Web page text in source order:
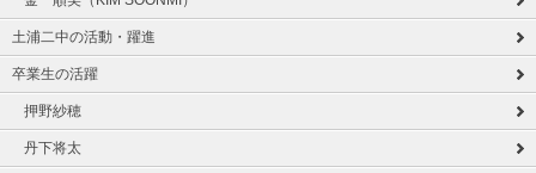
土浦二中の活動・躍進
卒業生の活躍
押野紗穂
丹下将太